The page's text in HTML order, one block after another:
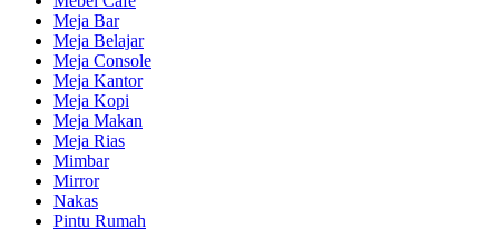
Meja Bar
Meja Belajar
Meja Console
Meja Kantor
Meja Kopi
Meja Makan
Meja Rias
Mimbar
Mirror
Nakas
Pintu Rumah